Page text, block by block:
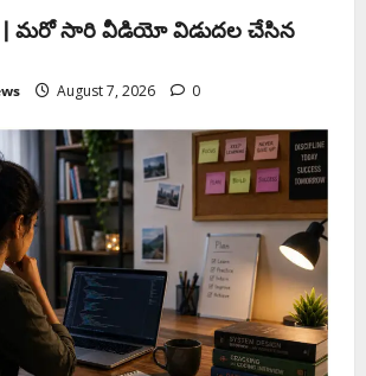
| మ‌రో సారి వీడియో విడుద‌ల చేసిన
August 7, 2026 0